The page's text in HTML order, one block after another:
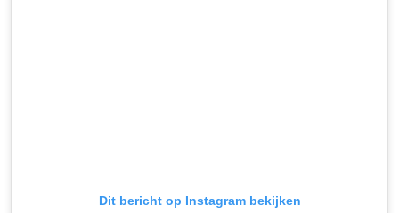
Dit bericht op Instagram bekijken